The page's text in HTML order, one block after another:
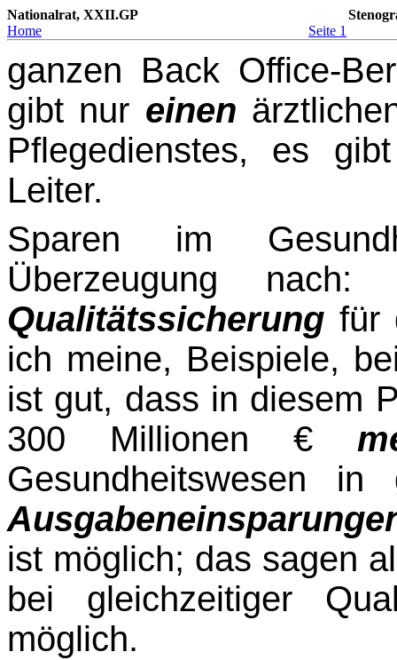
Nationalrat, XXII.GP
Home
Seite 1
ganzen Back Office-
gibt nur einen
Pflegedienstes, es
Leiter.
Sparen im
Überzeugung
Qualitätssicherung für
ich meine, Beispiele,
ist gut, dass in diesem
300 Millionen €
Gesundheitswesen
ist möglich; das sagen
bei gleichzeitiger
möglich.